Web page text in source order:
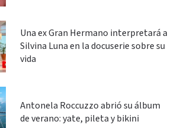
Una ex Gran Hermano interpretará a
Silvina Luna en la docuserie sobre su
vida
Antonela Roccuzzo abrió su álbum
de verano: yate, pileta y bikini